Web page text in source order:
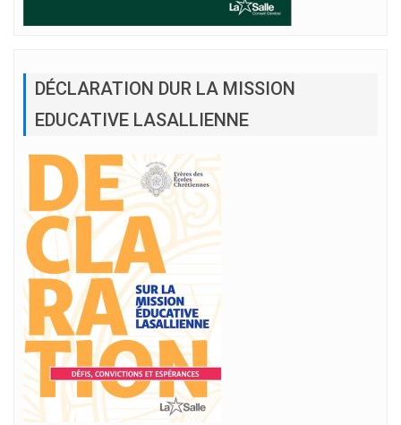
DÉCLARATION DUR LA MISSION
EDUCATIVE LASALLIENNE